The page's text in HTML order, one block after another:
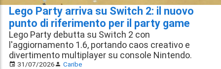
Lego Party arriva su Switch 2: il nuovo
punto di riferimento per il party game
Lego Party debutta su Switch 2 con
l'aggiornamento 1.6, portando caos creativo e
divertimento multiplayer su console Nintendo.
31/07/2026 Caribe